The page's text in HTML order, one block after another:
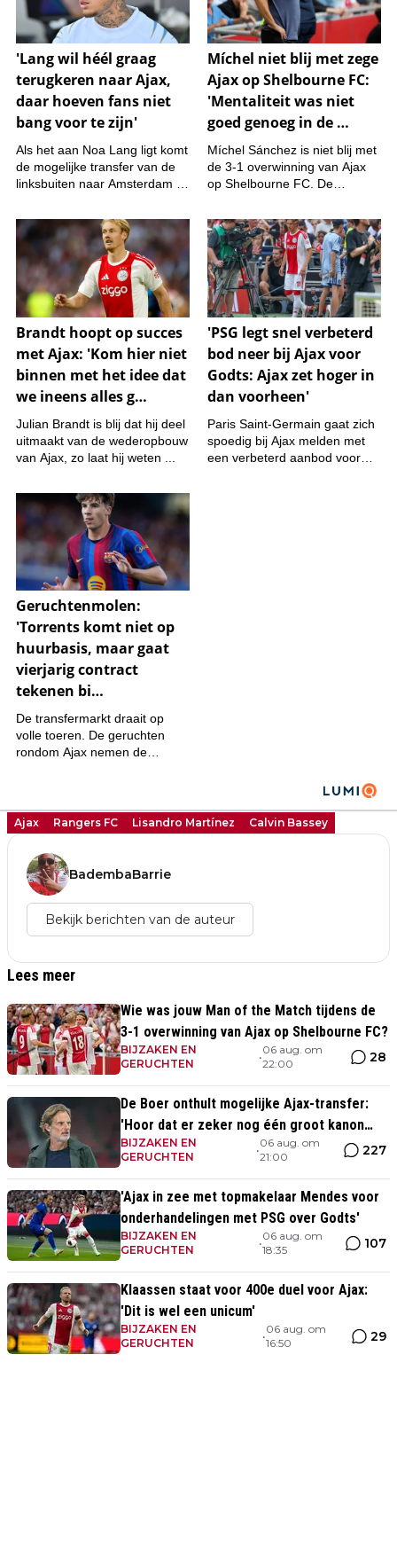
Ajax Rangers FC Lisandro Martínez Calvin Bassey
BadembaBarrie
Bekijk berichten van de auteur
Lees meer
Wie was jouw Man of the Match tijdens de
3-1 overwinning van Ajax op Shelbourne FC?
BIJZAKEN EN
GERUCHTEN
•
06 aug. om
22:00
28
De Boer onthult mogelijke Ajax-transfer:
'Hoor dat er zeker nog één groot kanon
aankomt'
BIJZAKEN EN
GERUCHTEN
•
06 aug. om
21:00
227
'Ajax in zee met topmakelaar Mendes voor
onderhandelingen met PSG over Godts'
BIJZAKEN EN
GERUCHTEN
•
06 aug. om
18:35
107
Klaassen staat voor 400e duel voor Ajax:
'Dit is wel een unicum'
BIJZAKEN EN
GERUCHTEN
•
06 aug. om
16:50
29